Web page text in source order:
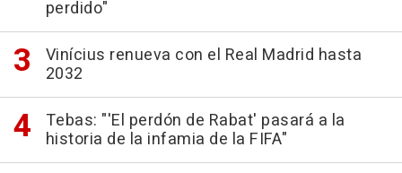
perdido"
Vinícius renueva con el Real Madrid hasta
2032
Tebas: "'El perdón de Rabat' pasará a la
historia de la infamia de la FIFA"